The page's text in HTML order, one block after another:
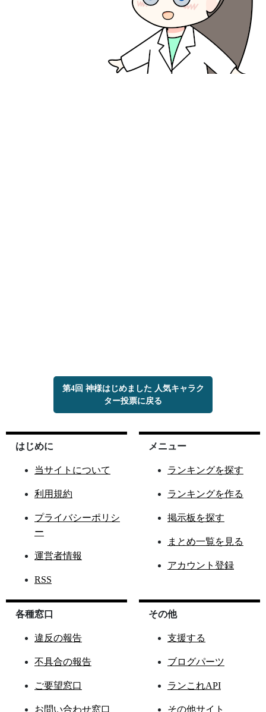
第4回 神様はじめました 人気キャラク
ター投票に戻る
はじめに
当サイトについて
利用規約
プライバシーポリシ
ー
運営者情報
RSS
メニュー
ランキングを探す
ランキングを作る
掲示板を探す
まとめ一覧を見る
アカウント登録
各種窓口
違反の報告
不具合の報告
ご要望窓口
お問い合わせ窓口
その他
支援する
ブログパーツ
ランこれAPI
その他サイト